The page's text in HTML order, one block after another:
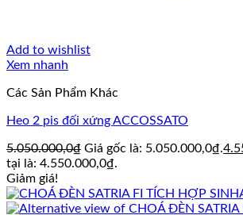
Add to wishlist
Xem nhanh
Các Sản Phẩm Khác
Heo 2 pis đối xứng ACCOSSATO
5.050.000,0₫ Giá gốc là: 5.050.000,0₫.
tại là: 4.550.000,0₫.
Giảm giá!